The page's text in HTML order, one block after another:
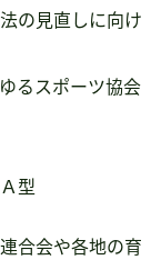
の見直しに向け
るスポーツ協会
型
合会や各地の育